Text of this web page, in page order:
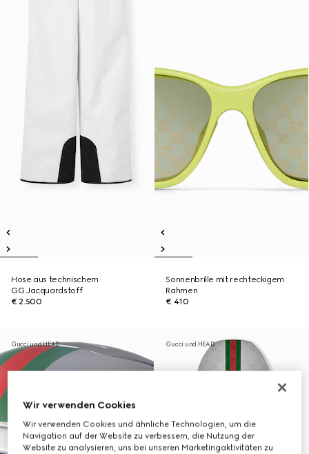
Hose aus technischem
GG Jacquardstoff
€ 2.500
Sonnenbrille mit rechteckigem
Rahmen
€ 410
Gucci und HEAD Gucci und HEAD
Wir verwenden Cookies
Wir verwenden Cookies und ähnliche Technologien, um die
Navigation auf der Website zu verbessern, die Nutzung der
Website zu analysieren, uns bei unseren Marketingaktivitäten zu